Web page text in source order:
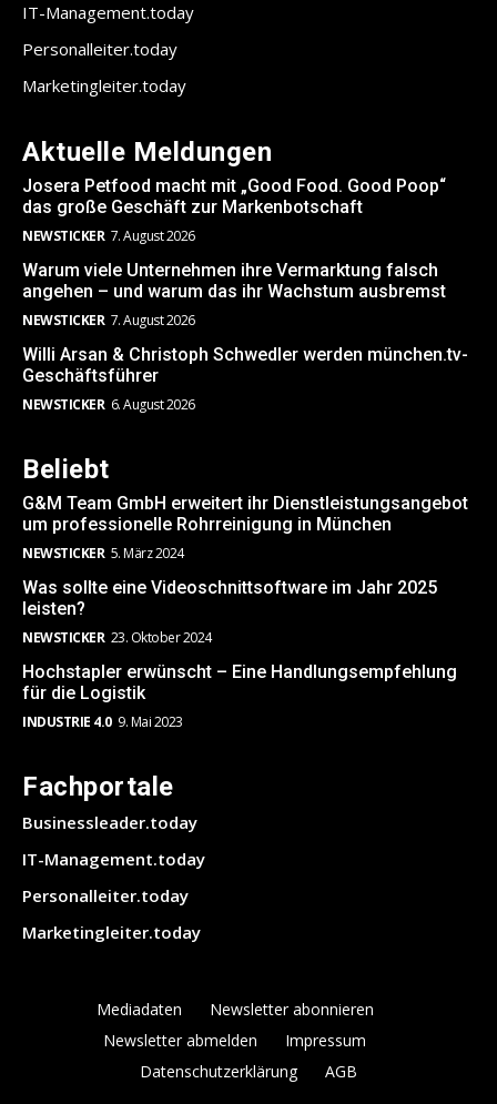
IT-Management.today
Personalleiter.today
Marketingleiter.today
Aktuelle Meldungen
Josera Petfood macht mit „Good Food. Good Poop“
das große Geschäft zur Markenbotschaft
NEWSTICKER 7. August 2026
Warum viele Unternehmen ihre Vermarktung falsch
angehen – und warum das ihr Wachstum ausbremst
NEWSTICKER 7. August 2026
Willi Arsan & Christoph Schwedler werden münchen.tv-
Geschäftsführer
NEWSTICKER 6. August 2026
Beliebt
G&M Team GmbH erweitert ihr Dienstleistungsangebot
um professionelle Rohrreinigung in München
NEWSTICKER 5. März 2024
Was sollte eine Videoschnittsoftware im Jahr 2025
leisten?
NEWSTICKER 23. Oktober 2024
Hochstapler erwünscht – Eine Handlungsempfehlung
für die Logistik
INDUSTRIE 4.0 9. Mai 2023
Fachportale
Businessleader.today
IT-Management.today
Personalleiter.today
Marketingleiter.today
Mediadaten
Newsletter abonnieren
Newsletter abmelden
Impressum
Datenschutzerklärung
AGB